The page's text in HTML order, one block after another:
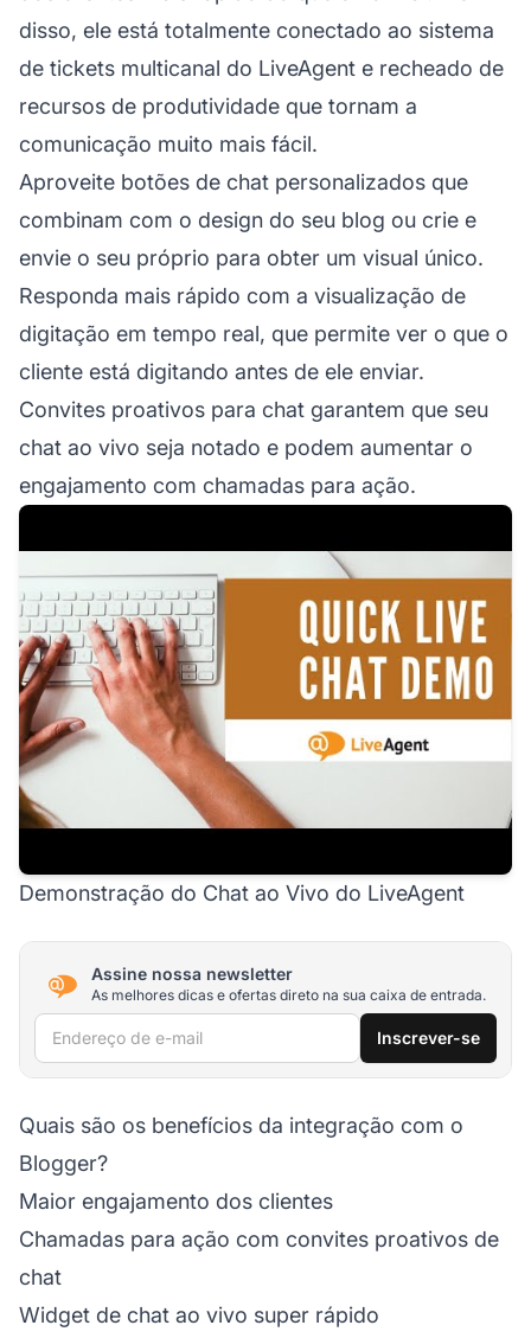
disso, ele está totalmente conectado ao sistema
de tickets multicanal do LiveAgent e recheado de
recursos de produtividade que tornam a
comunicação muito mais fácil.
Aproveite botões de chat personalizados que
combinam com o design do seu blog ou crie e
envie o seu próprio para obter um visual único.
Responda mais rápido com a visualização de
digitação em tempo real, que permite ver o que o
cliente está digitando antes de ele enviar.
Convites proativos para chat garantem que seu
chat ao vivo seja notado e podem aumentar o
engajamento com chamadas para ação.
Demonstração do Chat ao Vivo do LiveAgent
Assine nossa newsletter
As melhores dicas e ofertas direto na sua caixa de entrada.
Endereço de e-mail Inscrever-se
Quais são os benefícios da integração com o
Blogger?
Maior engajamento dos clientes
Chamadas para ação com convites proativos de
chat
Widget de chat ao vivo super rápido